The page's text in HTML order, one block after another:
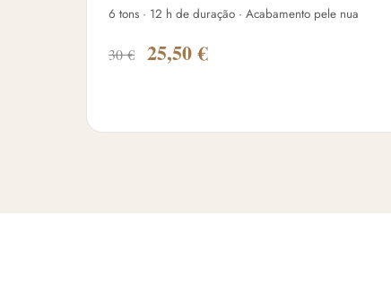
6 tons · 12 h de duração · Acabamento pele nua
30 € 25,50 €